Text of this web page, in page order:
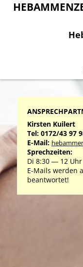
Kirsten Kuilert
Tel: 0172/43 97
E-Mail:
Sprechzeiten:
Di 8:30 ― 12 Uhr
E-Mails werden
beantwortet!